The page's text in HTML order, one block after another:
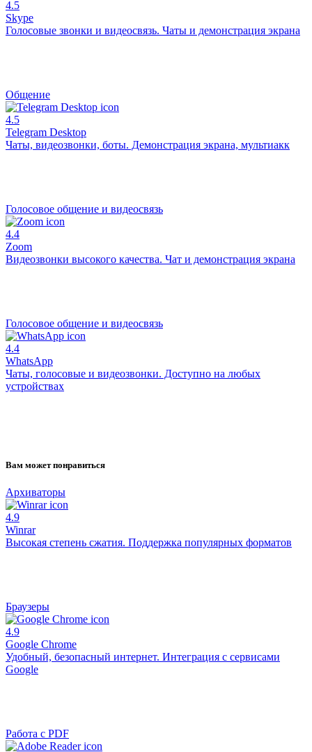
4.5
Skype
Голосовые звонки и видеосвязь. Чаты и демонстрация экрана
Общение
4.5
Telegram Desktop
Чаты, видеозвонки, боты. Демонстрация экрана, мультиакк
Голосовое общение и видеосвязь
4.4
Zoom
Видеозвонки высокого качества. Чат и демонстрация экрана
Голосовое общение и видеосвязь
4.4
WhatsApp
Чаты, голосовые и видеозвонки. Доступно на любых
устройствах
Вам может понравиться
Архиваторы
4.9
Winrar
Высокая степень сжатия. Поддержка популярных форматов
Браузеры
4.9
Google Chrome
Удобный, безопасный интернет. Интеграция с сервисами
Google
Работа с PDF